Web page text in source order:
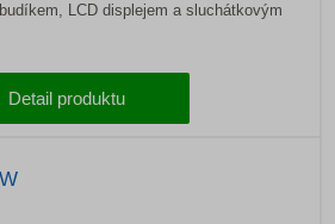
LCD displejem a sluchátkovým
Detail produktu